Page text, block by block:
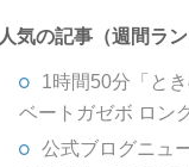
人気の記事（週間ラン
1時間50分「と
ベートガゼボ ロン
公式ブログニュ